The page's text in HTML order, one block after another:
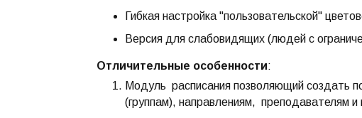
Гибкая настройка "пользовательской"
Версия для слабовидящих (людей с
Отличительные особенности:
Модуль расписания позволяющий создать
(группам), направлениям, преподавателям и